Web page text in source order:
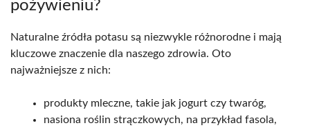
pożywieniu?
Naturalne źródła potasu są niezwykle różnorodne i mają
kluczowe znaczenie dla naszego zdrowia. Oto
najważniejsze z nich:
produkty mleczne, takie jak jogurt czy twaróg,
nasiona roślin strączkowych, na przykład fasola,